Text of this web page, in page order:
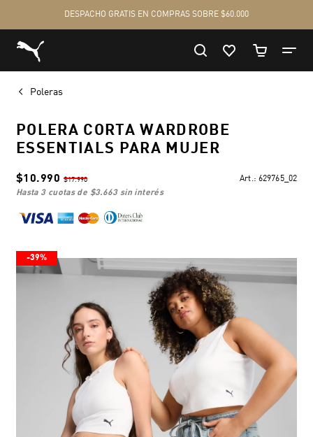
Poleras
POLERA CORTA WARDROBE
ESSENTIALS PARA MUJER
$10.990 $17.990 Art.: 629765_02
hasta 3 cuotas de $3.663sin interés
-39%